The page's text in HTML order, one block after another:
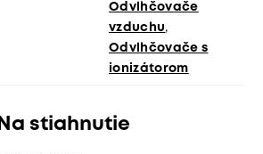
Odvlhčovače
vzduchu,
Odvlhčovače s
ionizátorom
Na stiahnutie